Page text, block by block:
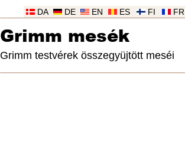
FR
FI
ES
EN
DE
DA
Grimm mesék
Grimm testvérek összegyüjtött meséi